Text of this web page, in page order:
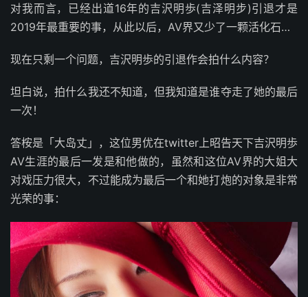
对我而言，已经出道16年的吉沢明歩(吉泽明步)引退才是
2019年最重要的事，从此以后，AV界又少了一颗活化石…
现在只剩一个问题，吉沢明歩的引退作会拍什么内容？
坦白说，拍什么我还不知道，但我知道是谁夺走了她的最后
一次！
答桉是「大岛丈」，这位男优在twitter上昭告天下吉沢明歩
AV生涯的最后一发是和他做的，虽然和这位AV界的大姐大
对戏压力很大，不过能成为最后一个和她打炮的对象是非常
光荣的事：